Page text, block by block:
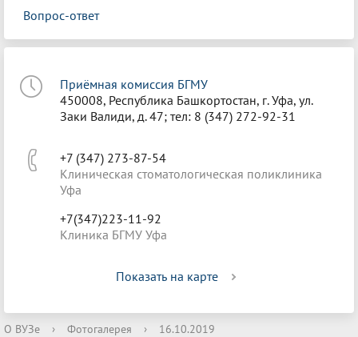
Вопрос-ответ
Приёмная комиссия БГМУ
450008, Республика Башкортостан, г. Уфа, ул.
Заки Валиди, д. 47; тел: 8 (347) 272-92-31
+7 (347) 273-87-54
Клиническая стоматологическая поликлиника
Уфа
+7(347)223-11-92
Клиника БГМУ Уфа
Показать на карте
О ВУЗе › Фотогалерея › 16.10.2019